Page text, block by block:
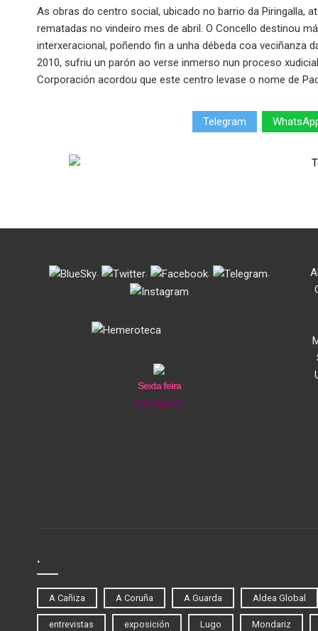
As obras do centro social, ubicado no barrio da Piringalla,
rematadas no vindeiro mes de abril. O Concello destinou
interxeracional, poñendo fin a unha débeda coa veciñanza
2010, sufriu un parón ao verse inmerso nun proceso
Corporación acordou que este centro levase o nome de
Telegram
. . . .
Sexta feira
7 de Agosto
.
A Cañiza A Coruña A Guarda Aldea Global
entrevistas exposición Lugo Mondariz